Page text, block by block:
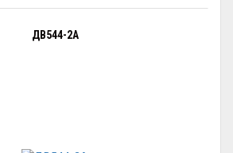
ДВ544-2А